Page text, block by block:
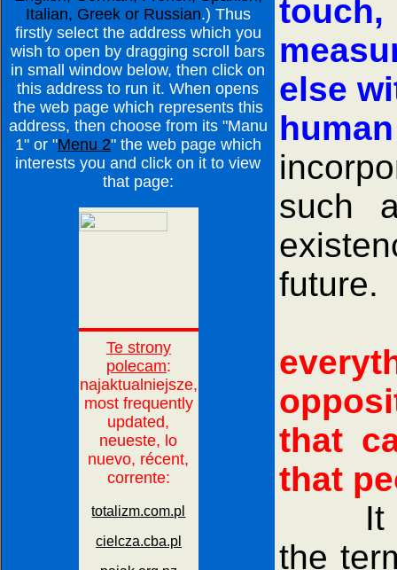
Italian, Greek or Russian.) Thus
firstly select the address which you
wish to open by dragging scroll bars
in small window below, then click on
this address to run it. When opens
the web page which represents this
address, then choose from its "Manu
1" or "Menu 2" the web page which
interests you and click on it to view
that page:
else
such
future.
that
that
It is
the